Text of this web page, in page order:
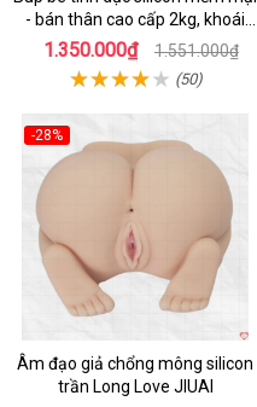
- bán thân cao cấp 2kg, khoái
cảm
1.350.000₫ 1.551.000₫
(50)
-28%
Âm đạo giả chổng mông silicon
trần Long Love JIUAI